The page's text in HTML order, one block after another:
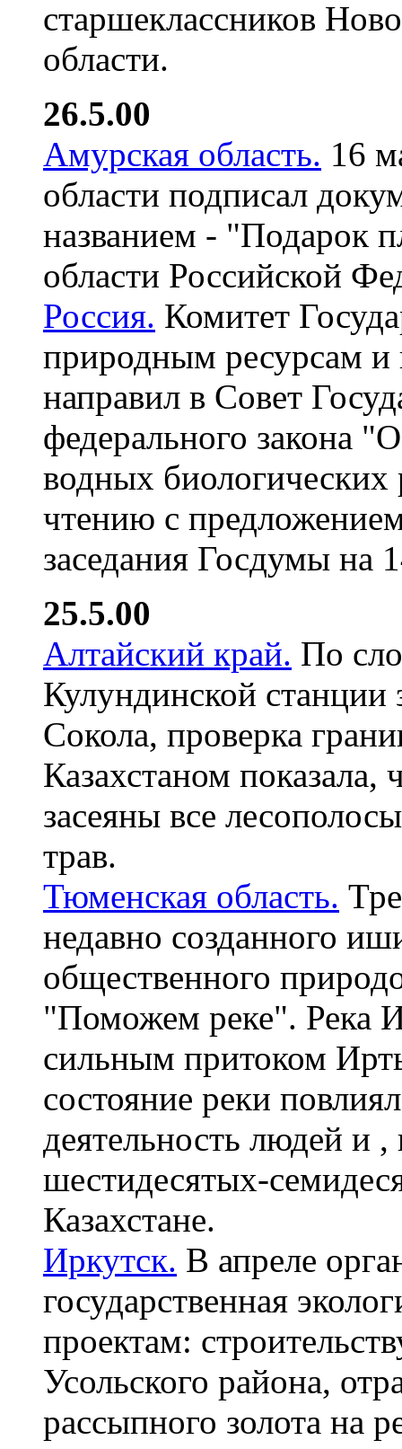
старшеклассников
области.
26.5.00
Амурская область. 16
области подписал
названием - "Подарок
области Российской
Россия. Комитет
природным ресурсам и
направил в Совет
федерального закона
водных биологических
чтению с
заседания Госдумы на
25.5.00
Алтайский край. По
Кулундинской
Сокола, проверка
Казахстаном
засеяны все
трав.
Тюменская область.
недавно созданного
общественного
"Поможем реке". Река
сильным притоком
состояние реки
деятельность людей и
шестидесятых-
Казахстане.
Иркутск. В апреле
государственная
проектам:
Усольского района,
рассыпного золота на